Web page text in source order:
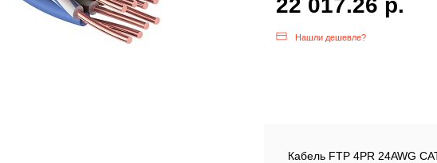
22 017.26 р.
Нашли дешевле?
Кабель FTP 4PR 24AWG